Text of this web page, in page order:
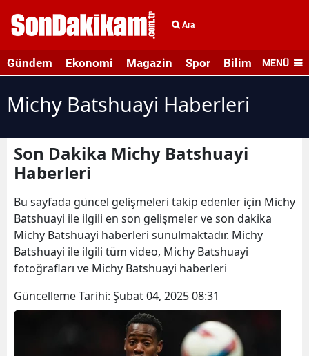
Ara
Gündem Ekonomi Magazin Spor Bilim veMENÜ
Michy Batshuayi Haberleri
Son Dakika Michy Batshuayi
Haberleri
Bu sayfada güncel gelişmeleri takip edenler için Michy
Batshuayi ile ilgili en son gelişmeler ve son dakika
Michy Batshuayi haberleri sunulmaktadır. Michy
Batshuayi ile ilgili tüm video, Michy Batshuayi
fotoğrafları ve Michy Batshuayi haberleri
Güncelleme Tarihi: Şubat 04, 2025 08:31